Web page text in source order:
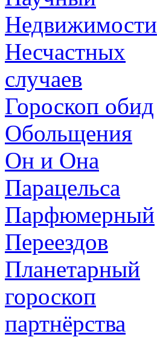
Недвижимости
Несчастных
случаев
Гороскоп обид
Обольщения
Он и Она
Парацельса
Парфюмерный
Переездов
Планетарный
гороскоп
партнёрства